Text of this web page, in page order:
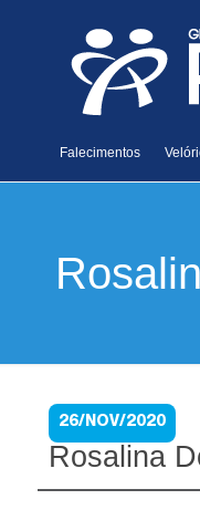
Falecimentos
26/NOV/2020
Rosalina